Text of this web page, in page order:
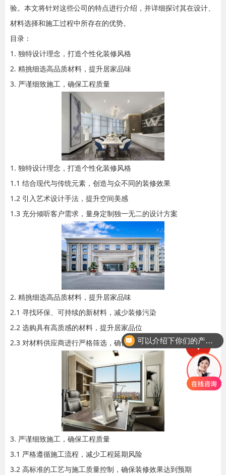
验。本文将针对这些公司的特点进行介绍，并详细探讨其在设计、
材料选择和施工过程中所存在的优势。
目录：
1. 独特设计理念，打造个性化装修风格
2. 精挑细选高品质材料，提升居家品味
3. 严谨细致施工，确保工程质量
1. 独特设计理念，打造个性化装修风格
1.1 结合现代与传统元素，创造与众不同的装修效果
1.2 引入艺术设计手法，提升空间美感
1.3 充分倾听客户需求，量身定制独一无二的设计方案
2. 精挑细选高品质材料，提升居家品味
2.1 寻找环保、可持续的新材料，减少装修污染
2.2 选购具有高质感的材料，提升居家品位
2.3 对材料供应商进行严格筛选，确保材料质量可靠
3. 严谨细致施工，确保工程质量
3.1 严格遵循施工流程，减少工程延期风险
3.2 高标准的工艺与施工质量控制，确保装修效果达到预期
可以介绍下你们的产品么